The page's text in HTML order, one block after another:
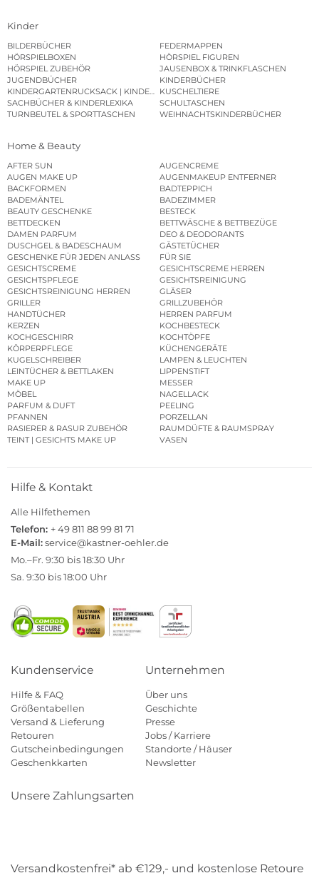
Kinder
BILDERBÜCHER
FEDERMAPPEN
HÖRSPIELBOXEN
HÖRSPIEL FIGUREN
HÖRSPIEL ZUBEHÖR
JAUSENBOX & TRINKFLASCHEN
JUGENDBÜCHER
KINDERBÜCHER
KINDERGARTENRUCKSACK | KINDERGARTENBEUTEL
KUSCHELTIERE
SACHBÜCHER & KINDERLEXIKA
SCHULTASCHEN
TURNBEUTEL & SPORTTASCHEN
WEIHNACHTSKINDERBÜCHER
Home & Beauty
AFTER SUN
AUGENCREME
AUGEN MAKE UP
AUGENMAKEUP ENTFERNER
BACKFORMEN
BADTEPPICH
BADEMÄNTEL
BADEZIMMER
BEAUTY GESCHENKE
BESTECK
BETTDECKEN
BETTWÄSCHE & BETTBEZÜGE
DAMEN PARFUM
DEO & DEODORANTS
DUSCHGEL & BADESCHAUM
GÄSTETÜCHER
GESCHENKE FÜR JEDEN ANLASS
FÜR SIE
GESICHTSCREME
GESICHTSCREME HERREN
GESICHTSPFLEGE
GESICHTSREINIGUNG
GESICHTSREINIGUNG HERREN
GLÄSER
GRILLER
GRILLZUBEHÖR
HANDTÜCHER
HERREN PARFUM
KERZEN
KOCHBESTECK
KOCHGESCHIRR
KOCHTÖPFE
KÖRPERPFLEGE
KÜCHENGERÄTE
KUGELSCHREIBER
LAMPEN & LEUCHTEN
LEINTÜCHER & BETTLAKEN
LIPPENSTIFT
MAKE UP
MESSER
MÖBEL
NAGELLACK
PARFUM & DUFT
PEELING
PFANNEN
PORZELLAN
RASIERER & RASUR ZUBEHÖR
RAUMDÜFTE & RAUMSPRAY
TEINT | GESICHTS MAKE UP
VASEN
Hilfe & Kontakt
Alle Hilfethemen
Telefon: + 49 811 88 99 81 71
E-Mail:service@kastner-oehler.de
Mo.–Fr. 9:30 bis 18:30 Uhr
Sa. 9:30 bis 18:00 Uhr
Kundenservice
Hilfe & FAQ
Größentabellen
Versand & Lieferung
Retouren
Gutscheinbedingungen
Geschenkkarten
Unternehmen
Über uns
Geschichte
Presse
Jobs / Karriere
Standorte / Häuser
Newsletter
Unsere Zahlungsarten
Versandkostenfrei* ab €129,- und kostenlose Retoure